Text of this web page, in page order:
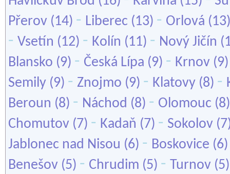
Přerov (14) - Liberec (13) - Orlová
- Vsetín (12) - Kolín (11) - Nový Jičín
Blansko (9) - Česká Lípa (9) - Krnov
Semily (9) - Znojmo (9) - Klatovy (8) -
Beroun (8) - Náchod (8) - Olomouc
Chomutov (7) - Kadaň (7) - Sokolov
Jablonec nad Nisou (6) - Boskovice
Benešov (5) - Chrudim (5) - Turnov